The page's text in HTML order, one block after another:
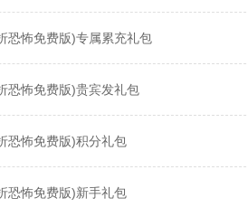
恐怖免费版)专属累充礼包
恐怖免费版)贵宾发礼包
恐怖免费版)积分礼包
恐怖免费版)新手礼包